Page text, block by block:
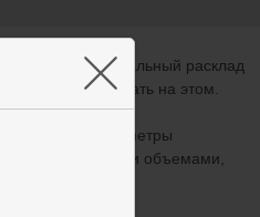
×
увидеть реальный расклад
— и заработать на этом.
параметры
и проданными объемами,